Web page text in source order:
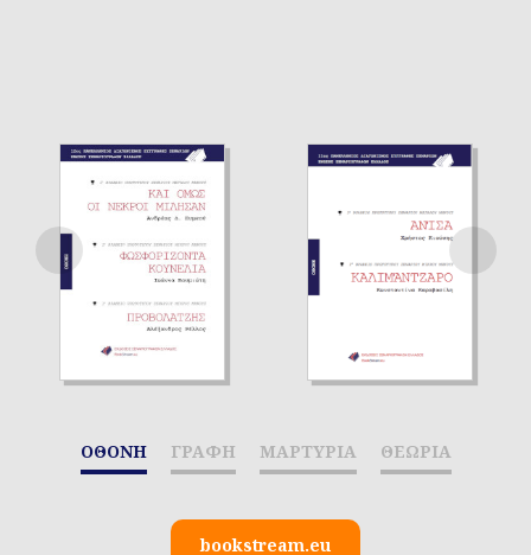
ΟΘΟΝΗ ΓΡΑΦΗ ΜΑΡΤΥΡΙΑ ΘΕΩΡΙΑ
bookstream.eu